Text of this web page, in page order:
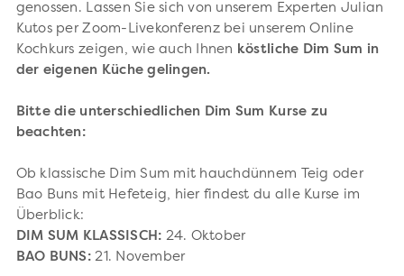
genossen. Lassen Sie sich von unserem Experten Julian
Kutos per Zoom-Livekonferenz bei unserem Online
Kochkurs zeigen, wie auch Ihnen köstliche Dim Sum in
der eigenen Küche gelingen.
Bitte die unterschiedlichen Dim Sum Kurse zu
beachten:
Ob klassische Dim Sum mit hauchdünnem Teig oder
Bao Buns mit Hefeteig, hier findest du alle Kurse im
Überblick:
DIM SUM KLASSISCH: 24. Oktober
BAO BUNS:21. November